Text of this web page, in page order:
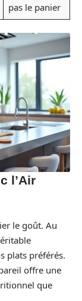
pas le panier
l’Air
le goût. Au
plats préférés.
offre une
que